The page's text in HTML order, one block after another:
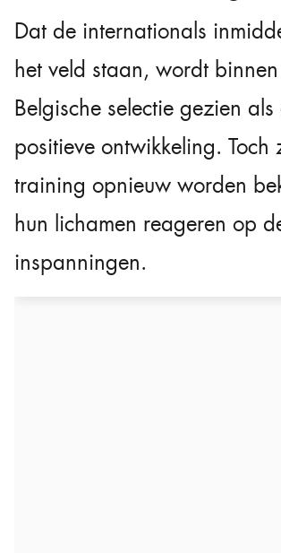
Dat de internationals
het veld staan, wordt
Belgische selectie gezien als
positieve ontwikkeling. Toch
training opnieuw worden
hun lichamen reageren op
inspanningen.